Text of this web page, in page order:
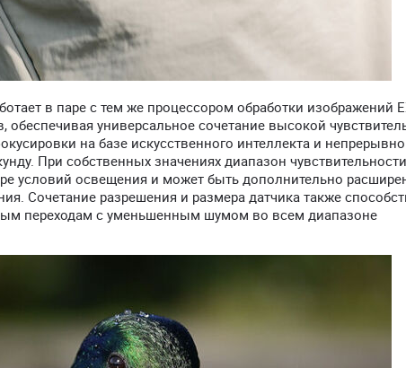
в паре с тем же процессором обработки изображений
универсальное сочетание высокой
на базе искусственного интеллекта и
При собственных значениях диапазон
условий освещения и может быть дополнительно
Сочетание разрешения и размера датчика также
переходам с уменьшенным шумом во всем диапазоне